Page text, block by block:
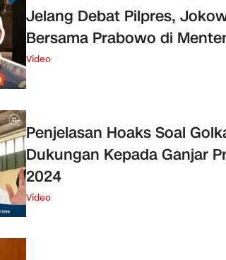
Jelang Debat Pilpres,
Bersama Prabowo di
Video
Penjelasan Hoaks Soal
Dukungan Kepada Ganjar
2024
Video